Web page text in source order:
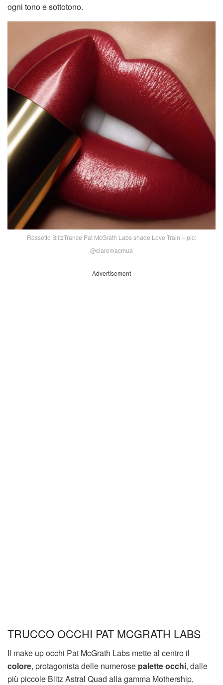
ogni tono e sottotono.
Rossetto BlitzTrance Pat McGrath Labs shade Love Train – pic:
@claremacmua
Advertisement
TRUCCO OCCHI PAT MCGRATH LABS
Il make up occhi Pat McGrath Labs mette al centro il
colore, protagonista delle numerose palette occhi, dalle
più piccole Blitz Astral Quad alla gamma Mothership,